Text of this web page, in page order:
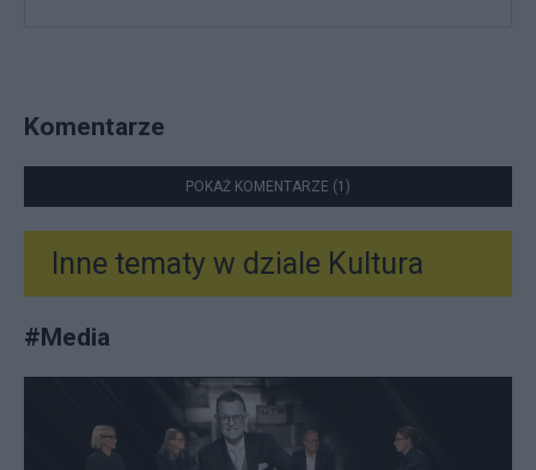
Komentarze
POKAŻ KOMENTARZE (1)
Inne tematy w dziale Kultura
#Media